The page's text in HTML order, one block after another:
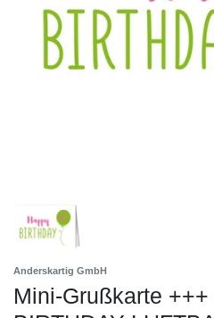
Anderskartig GmbH
Mini-Grußkarte